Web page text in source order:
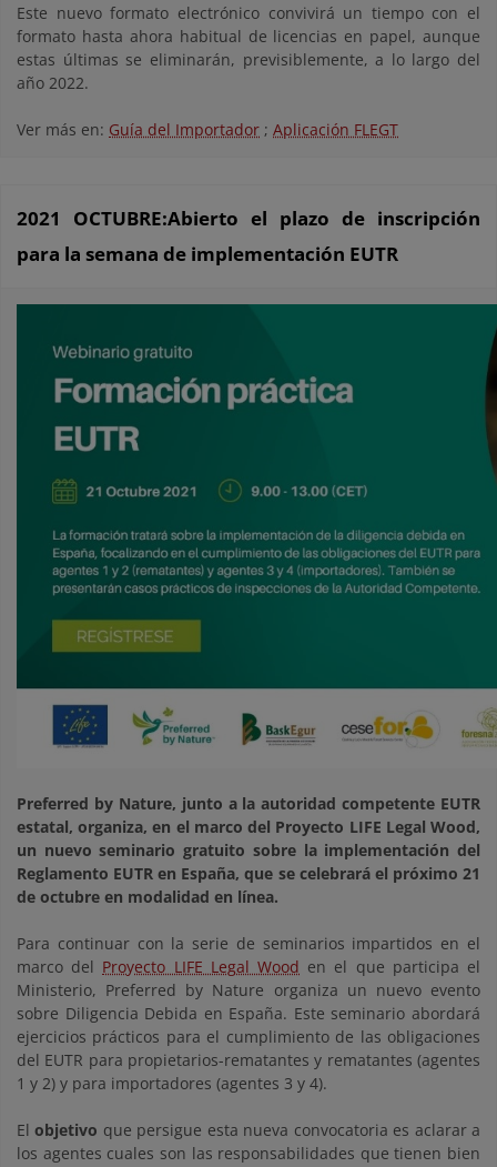
Este nuevo formato electrónico convivirá un tiempo con el
formato hasta ahora habitual de licencias en papel, aunque
estas últimas se eliminarán, previsiblemente, a lo largo del
año 2022.
Ver más en: Guía del Importador ; Aplicación FLEGT
2021 OCTUBRE:Abierto el plazo de inscripción
para la semana de implementación EUTR
Preferred by Nature, junto a la autoridad competente EUTR
estatal, organiza, en el marco del Proyecto LIFE Legal Wood,
un nuevo seminario gratuito sobre la implementación del
Reglamento EUTR en España, que se celebrará el próximo 21
de octubre en modalidad en línea.
Para continuar con la serie de seminarios impartidos en el
marco del Proyecto LIFE Legal Wood en el que participa el
Ministerio, Preferred by Nature organiza un nuevo evento
sobre Diligencia Debida en España. Este seminario abordará
ejercicios prácticos para el cumplimiento de las obligaciones
del EUTR para propietarios-rematantes y rematantes (agentes
1 y 2) y para importadores (agentes 3 y 4).
Elobjetivo que persigue esta nueva convocatoria es aclarar a
los agentes cuales son las responsabilidades que tienen bien